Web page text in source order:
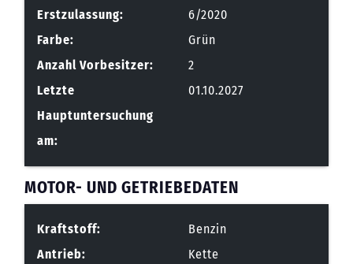
Erstzulassung:
6/2020
Farbe:
Grün
Anzahl Vorbesitzer:
2
Letzte
Hauptuntersuchung
am:
01.10.2027
MOTOR- UND GETRIEBEDATEN
Kraftstoff:
Benzin
Antrieb:
Kette